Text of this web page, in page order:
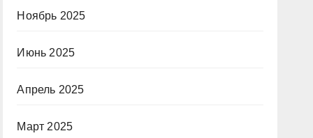
Ноябрь 2025
Июнь 2025
Апрель 2025
Март 2025